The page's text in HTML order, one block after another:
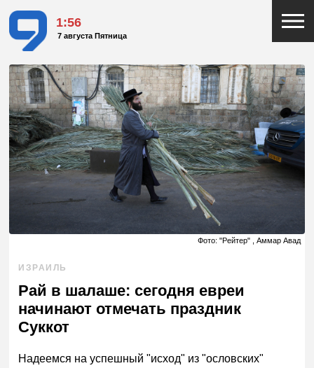
1:56
7 августа Пятница
Фото: "Рейтер" , Аммар Авад
ИЗРАИЛЬ
Рай в шалаше: сегодня евреи
начинают отмечать праздник
Суккот
Надеемся на успешный "исход" из "ословских"